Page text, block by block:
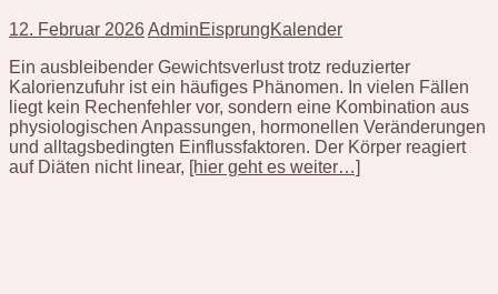
12. Februar 2026AdminEisprungKalender
Ein ausbleibender Gewichtsverlust trotz reduzierter
Kalorienzufuhr ist ein häufiges Phänomen. In vielen Fällen
liegt kein Rechenfehler vor, sondern eine Kombination aus
physiologischen Anpassungen, hormonellen Veränderungen
und alltagsbedingten Einflussfaktoren. Der Körper reagiert
auf Diäten nicht linear, [hier geht es weiter…]